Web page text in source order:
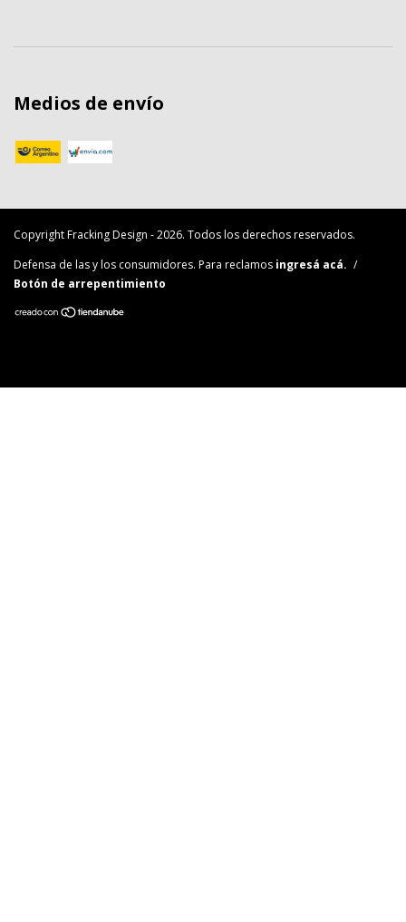
Medios de envío
Copyright Fracking Design - 2026. Todos los derechos reservados.
Defensa de las y los consumidores. Para reclamos ingresá acá. /
Botón de arrepentimiento